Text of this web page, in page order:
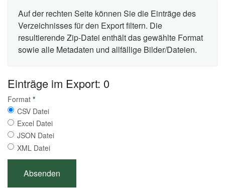
Auf der rechten Seite können Sie die Einträge des
Verzeichnisses für den Export filtern. Die
resultierende Zip-Datei enthält das gewählte Format
sowie alle Metadaten und allfällige Bilder/Dateien.
Einträge im Export: 0
Format *
CSV Datei
Excel Datei
JSON Datei
XML Datei